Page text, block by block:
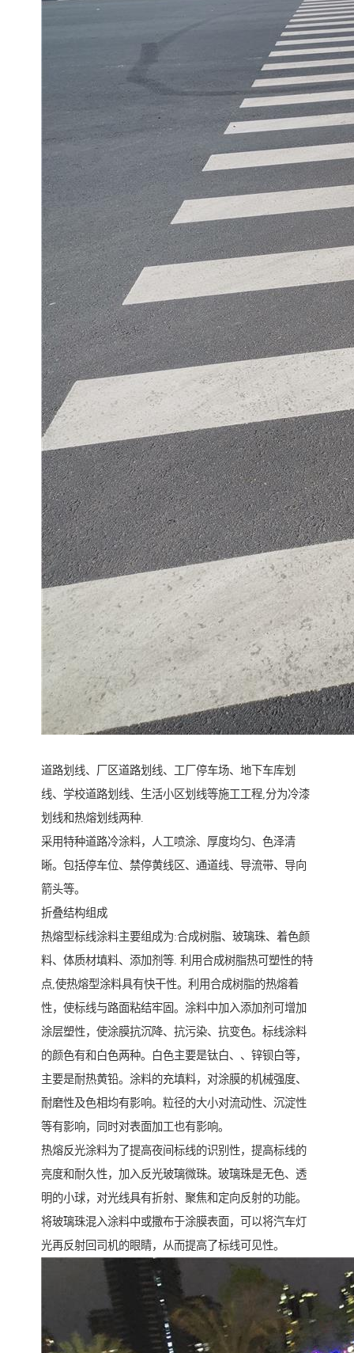
道路划线、厂区道路划线、工厂停车场、地下车库划
线、学校道路划线、生活小区划线等施工工程,分为冷漆
划线和热熔划线两种.
采用特种道路冷涂料，人工喷涂、厚度均匀、色泽清
晰。包括停车位、禁停黄线区、通道线、导流带、导向
箭头等。
折叠结构组成
热熔型标线涂料主要组成为:合成树脂、玻璃珠、着色颜
料、体质材填料、添加剂等. 利用合成树脂热可塑性的特
点,使热熔型涂料具有快干性。利用合成树脂的热熔着
性，使标线与路面粘结牢固。涂料中加入添加剂可增加
涂层塑性，使涂膜抗沉降、抗污染、抗变色。标线涂料
的颜色有和白色两种。白色主要是钛白、、锌钡白等，
主要是耐热黄铅。涂料的充填料，对涂膜的机械强度、
耐磨性及色相均有影响。粒径的大小对流动性、沉淀性
等有影响，同时对表面加工也有影响。
热熔反光涂料为了提高夜间标线的识别性，提高标线的
亮度和耐久性，加入反光玻璃微珠。玻璃珠是无色、透
明的小球，对光线具有折射、聚焦和定向反射的功能。
将玻璃珠混入涂料中或撒布于涂膜表面，可以将汽车灯
光再反射回司机的眼睛，从而提高了标线可见性。